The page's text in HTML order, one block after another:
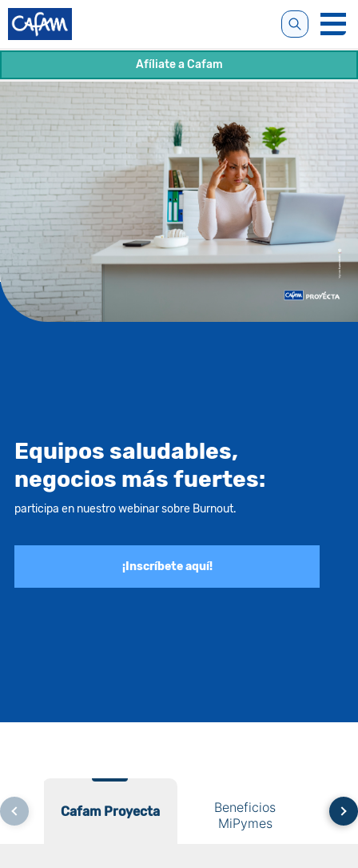
Afíliate a Cafam
Equipos saludables,
negocios más fuertes:
participa en nuestro webinar sobre Burnout.
¡Inscríbete aquí!
Cafam Proyecta
Cafam Proyecta
Beneficios
MiPymes